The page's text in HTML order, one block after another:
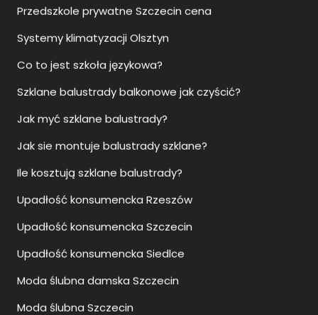
Szklane balustrady balkonowe jak czyścić?
Jak myć szklane balustrady?
Jak sie montuje balustrady szklane?
Ile kosztują szklane balustrady?
Upadłość konsumencka Rzeszów
Upadłość konsumencka Szczecin
Upadłość konsumencka Siedlce
Moda ślubna damska Szczecin
Moda ślubna Szczecin
Salon sukien ślubnych Szczecin
Sukienki ślubne Szczecin
Jak otworzyć biuro nieruchomości?